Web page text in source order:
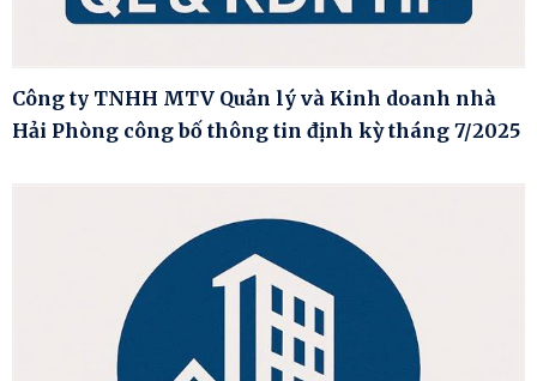
Công ty TNHH MTV Quản lý và Kinh doanh nhà
Hải Phòng công bố thông tin định kỳ tháng 7/2025